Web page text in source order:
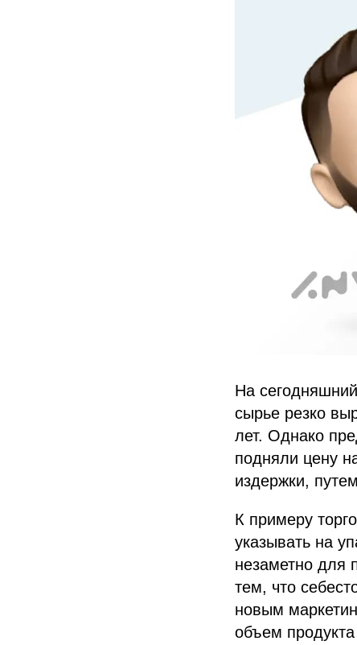
На
сырье резко
лет. Однако
подняли цену
издержки,
К примеру
указывать на
незаметно для
тем, что
новым
объем